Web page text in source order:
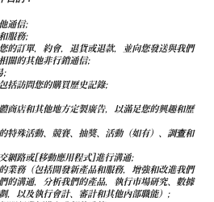
通信;
服務;
的訂單，約會，退貨或退款，並向您發送與我們
關的其他非行銷通信;
;
括訪問您的購買歷史記錄;
商店和其他地方定製廣告，以滿足您的興趣和歷
特殊活動、競賽、抽獎、活動（如有）、調查和
網路或[移動應用程式]進行溝通;
業務（包括開發新產品和服務，增強和改進我們
的溝通，分析我們的產品，執行市場研究、數據
，以及執行會計、審計和其他內部職能）;